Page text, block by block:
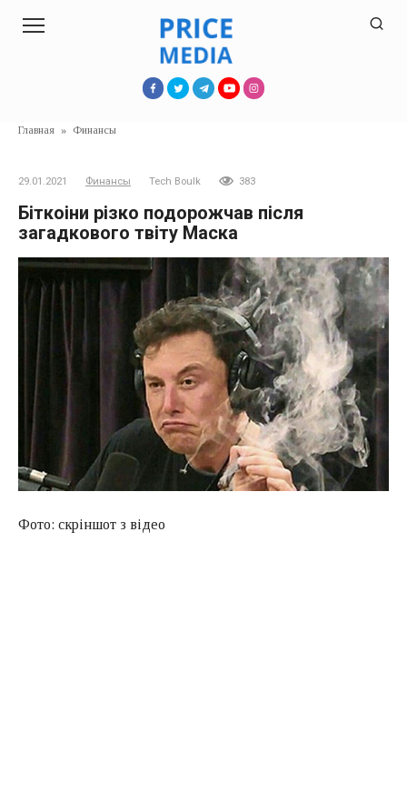
Главная » Финансы
29.01.2021 Финансы Tech Boulk 383
Біткоіни різко подорожчав після
загадкового твіту Маска
Фото: скріншот з відео